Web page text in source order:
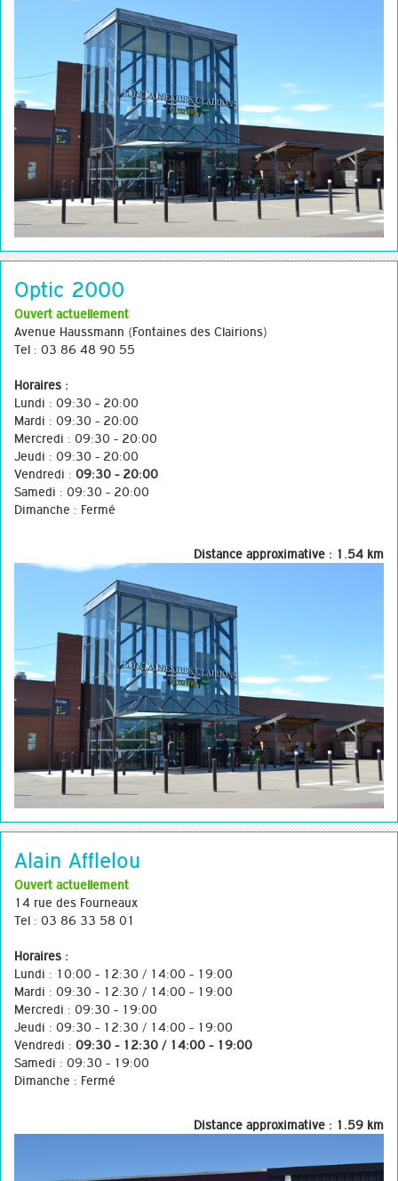
Optic 2000
Ouvert actuellement
Avenue Haussmann (Fontaines des Clairions)
Tel : 03 86 48 90 55
Horaires :
Lundi : 09:30 - 20:00
Mardi : 09:30 - 20:00
Mercredi : 09:30 - 20:00
Jeudi : 09:30 - 20:00
Vendredi : 09:30 - 20:00
Samedi : 09:30 - 20:00
Dimanche : Fermé
Distance approximative : 1.54 km
Alain Afflelou
Ouvert actuellement
14 rue des Fourneaux
Tel : 03 86 33 58 01
Horaires :
Lundi : 10:00 - 12:30 / 14:00 - 19:00
Mardi : 09:30 - 12:30 / 14:00 - 19:00
Mercredi : 09:30 - 19:00
Jeudi : 09:30 - 12:30 / 14:00 - 19:00
Vendredi : 09:30 - 12:30 / 14:00 - 19:00
Samedi : 09:30 - 19:00
Dimanche : Fermé
Distance approximative : 1.59 km